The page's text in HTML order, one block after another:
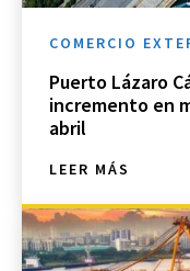
COMERCIO
Puerto Lázaro
incremento en
abril
LEER MÁS